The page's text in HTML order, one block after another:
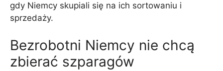
gdy Niemcy skupiali się na ich sortowaniu i
sprzedaży.
Bezrobotni Niemcy nie chcą
zbierać szparagów